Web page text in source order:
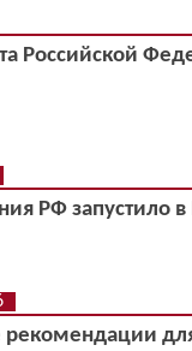
Российской
РФ запустило в